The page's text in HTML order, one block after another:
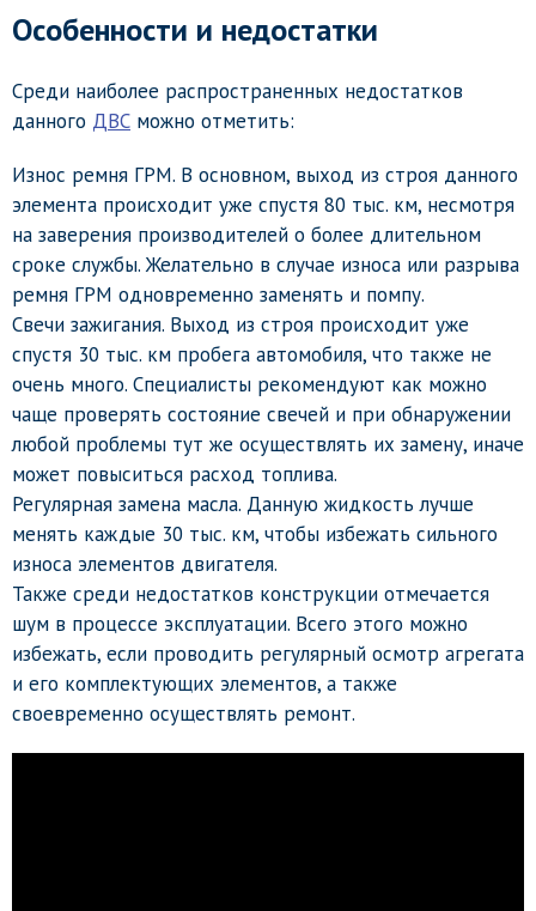
Особенности и недостатки
Среди наиболее распространенных недостатков
данного ДВС можно отметить:
Износ ремня ГРМ. В основном, выход из строя данного
элемента происходит уже спустя 80 тыс. км, несмотря
на заверения производителей о более длительном
сроке службы. Желательно в случае износа или разрыва
ремня ГРМ одновременно заменять и помпу.
Свечи зажигания. Выход из строя происходит уже
спустя 30 тыс. км пробега автомобиля, что также не
очень много. Специалисты рекомендуют как можно
чаще проверять состояние свечей и при обнаружении
любой проблемы тут же осуществлять их замену, иначе
может повыситься расход топлива.
Регулярная замена масла. Данную жидкость лучше
менять каждые 30 тыс. км, чтобы избежать сильного
износа элементов двигателя.
Также среди недостатков конструкции отмечается
шум в процессе эксплуатации. Всего этого можно
избежать, если проводить регулярный осмотр агрегата
и его комплектующих элементов, а также
своевременно осуществлять ремонт.